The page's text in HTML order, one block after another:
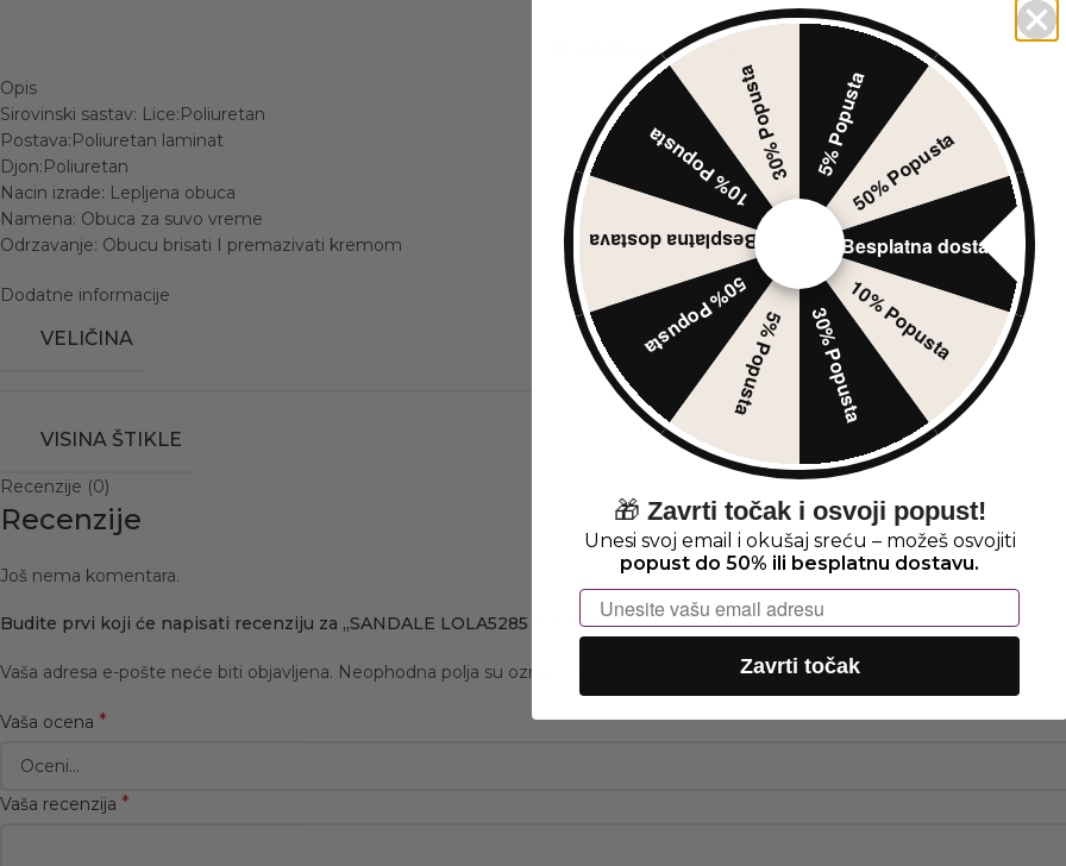
Size guide
DODATNE INFORMACIJE RECENZIJE (0)
Opis
Sirovinski sastav: Lice:Poliuretan
Postava:Poliuretan laminat
Djon:Poliuretan
Nacin izrade: Lepljena obuca
Namena: Obuca za suvo vreme
Odrzavanje: Obucu brisati I premazivati kremom
Dodatne informacije
VELIČINA
VISINA ŠTIKLE
Recenzije (0)
Recenzije
Još nema komentara.
Budite prvi koji će napisati recenziju za „SANDALE LOLA5285 WHITE“
Vaša adresa e-pošte neće biti objavljena. Neophodna polja su označena
Vaša ocena *
Vaša recenzija *
5% Popusta50% Popusta
Besplatna dostava
10% Popusta
30% Popusta
5% Popusta
50% Popusta
Besplatna dostava
10% Popusta30% Popusta
🎁 Zavrti točak i osvoji popust!
Unesi svoj email i okušaj sreću – možeš osvojiti
popust do 50% ili besplatnu dostavu.
Email
Zavrti točak